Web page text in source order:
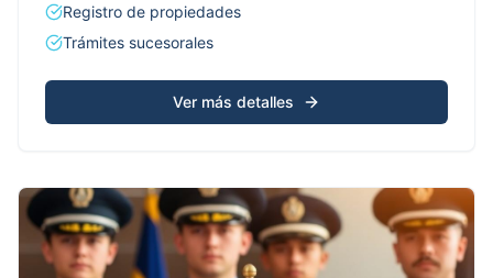
Registro de propiedades
Trámites sucesorales
Ver más detalles